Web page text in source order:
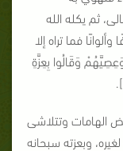
ثم يكله الله
فما تراه إلا
وَقَالُوا بِعِزَّةِ
الهامات وتتلاشى
وبعزته سبحانه